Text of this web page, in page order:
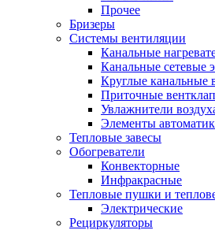
Прочее
Бризеры
Системы вентиляции
Канальные
Канальные сетевые
Круглые канальные
Приточные
Увлажнители
Элементы
Тепловые завесы
Обогреватели
Конвекторные
Инфракрасные
Тепловые пушки и
Электрические
Рециркуляторы